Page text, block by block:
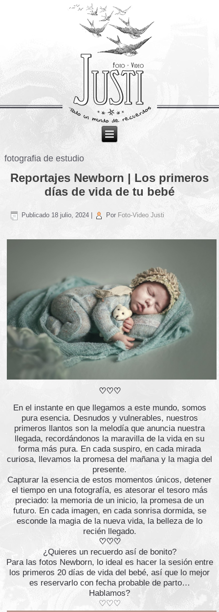
fotografia de estudio
Reportajes Newborn | Los primeros
días de vida de tu bebé
Publicado 18 julio, 2024 Por Foto-Video Justi
♡♡♡
En el instante en que llegamos a este mundo, somos
pura esencia. Desnudos y vulnerables, nuestros
primeros llantos son la melodía que anuncia nuestra
llegada, recordándonos la maravilla de la vida en su
forma más pura. En cada suspiro, en cada mirada
curiosa, llevamos la promesa del mañana y la magia del
presente.
Capturar la esencia de estos momentos únicos, detener
el tiempo en una fotografía, es atesorar el tesoro más
preciado: la memoria de un inicio, la promesa de un
futuro. En cada imagen, en cada sonrisa dormida, se
esconde la magia de la nueva vida, la belleza de lo
recién llegado.
♡♡♡
¿Quieres un recuerdo así de bonito?
Para las fotos Newborn, lo ideal es hacer la sesión entre
los primeros 20 días de vida del bebé, así que lo mejor
es reservarlo con fecha probable de parto…
Hablamos?
♡♡♡